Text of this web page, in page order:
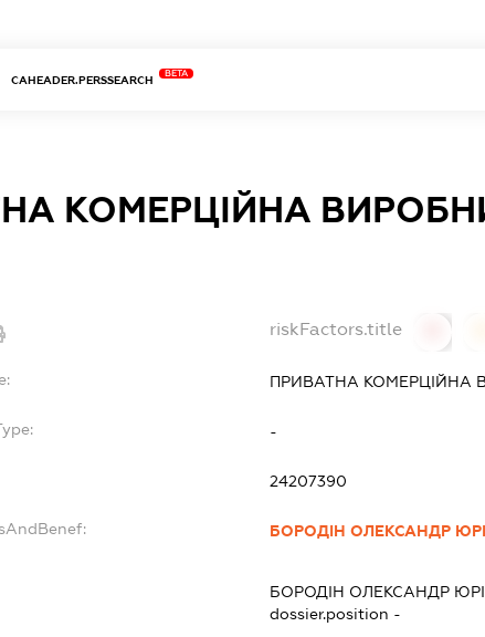
CAHEADER.PERSSEARCH
BETA
КОМЕРЦІЙНА
riskFactors.title
ПРИВАТНА КОМЕРЦІЙНА
-
24207390
БОРОДІН ОЛЕКСАНДР
БОРОДІН ОЛЕКСАНДР
dossier.position -